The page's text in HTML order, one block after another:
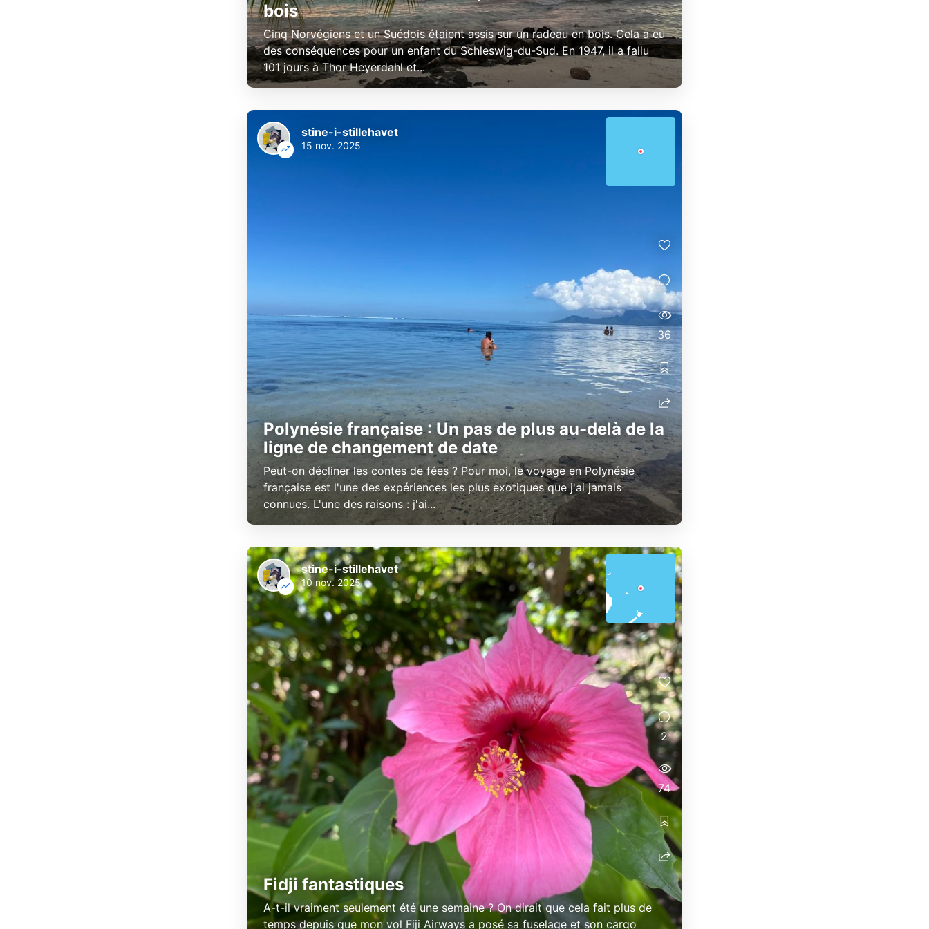
bois
Cinq Norvégiens et un Suédois étaient assis sur un radeau en bois. Cela a eu
des conséquences pour un enfant du Schleswig-du-Sud. En 1947, il a fallu
101 jours à Thor Heyerdahl et...
Polynésie française : Un pas de plus au-delà de la
ligne de changement de date
Peut-on décliner les contes de fées ? Pour moi, le voyage en Polynésie
française est l'une des expériences les plus exotiques que j'ai jamais
connues. L'une des raisons : j'ai...
stine-i-stillehavet
15 nov. 2025
36
Fidji fantastiques
A-t-il vraiment seulement été une semaine ? On dirait que cela fait plus de
temps depuis que mon vol Fiji Airways a posé sa fuselage et son cargo
stine-i-stillehavet
10 nov. 2025
2
74